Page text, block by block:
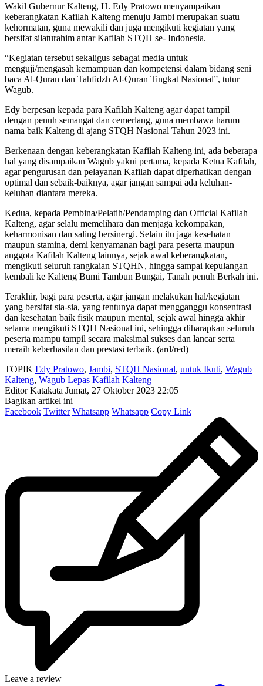
Wakil Gubernur Kalteng, H. Edy Pratowo menyampaikan
keberangkatan Kafilah Kalteng menuju Jambi merupakan suatu
kehormatan, guna mewakili dan juga mengikuti kegiatan yang
bersifat silaturahim antar Kafilah STQH se- Indonesia.
“Kegiatan tersebut sekaligus sebagai media untuk
menguji/mengasah kemampuan dan kompetensi dalam bidang seni
baca Al-Quran dan Tahfidzh Al-Quran Tingkat Nasional”, tutur
Wagub.
Edy berpesan kepada para Kafilah Kalteng agar dapat tampil
dengan penuh semangat dan cemerlang, guna membawa harum
nama baik Kalteng di ajang STQH Nasional Tahun 2023 ini.
Berkenaan dengan keberangkatan Kafilah Kalteng ini, ada beberapa
hal yang disampaikan Wagub yakni pertama, kepada Ketua Kafilah,
agar pengurusan dan pelayanan Kafilah dapat diperhatikan dengan
optimal dan sebaik-baiknya, agar jangan sampai ada keluhan-
keluhan diantara mereka.
Kedua, kepada Pembina/Pelatih/Pendamping dan Official Kafilah
Kalteng, agar selalu memelihara dan menjaga kekompakan,
keharmonisan dan saling bersinergi. Selain itu jaga kesehatan
maupun stamina, demi kenyamanan bagi para peserta maupun
anggota Kafilah Kalteng lainnya, sejak awal keberangkatan,
mengikuti seluruh rangkaian STQHN, hingga sampai kepulangan
kembali ke Kalteng Bumi Tambun Bungai, Tanah penuh Berkah ini.
Terakhir, bagi para peserta, agar jangan melakukan hal/kegiatan
yang bersifat sia-sia, yang tentunya dapat mengganggu konsentrasi
dan kesehatan baik fisik maupun mental, sejak awal hingga akhir
selama mengikuti STQH Nasional ini, sehingga diharapkan seluruh
peserta mampu tampil secara maksimal sukses dan lancar serta
meraih keberhasilan dan prestasi terbaik. (ard/red)
TOPIK Edy Pratowo, Jambi, STQH Nasional, untuk Ikuti, Wagub
Kalteng, Wagub Lepas Kafilah Kalteng
Editor Katakata Jumat, 27 Oktober 2023 22:05
Bagikan artikel ini
Facebook Twitter Whatsapp Whatsapp Copy Link
Leave a review